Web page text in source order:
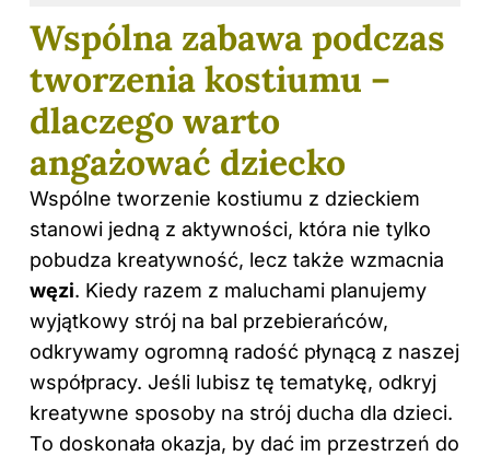
Wspólna zabawa podczas
tworzenia kostiumu –
dlaczego warto
angażować dziecko
Wspólne tworzenie kostiumu z dzieckiem
stanowi jedną z aktywności, która nie tylko
pobudza kreatywność, lecz także wzmacnia
węzi. Kiedy razem z maluchami planujemy
wyjątkowy strój na bal przebierańców,
odkrywamy ogromną radość płynącą z naszej
współpracy. Jeśli lubisz tę tematykę, odkryj
kreatywne sposoby na strój ducha dla dzieci.
To doskonała okazja, by dać im przestrzeń do